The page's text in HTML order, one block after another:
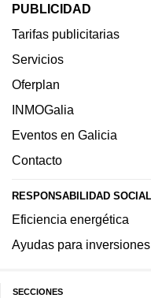
PUBLICIDAD
Tarifas publicitarias
Servicios
Oferplan
INMOGalia
Eventos en Galicia
Contacto
RESPONSABILIDAD SOCIAL
Eficiencia energética
Ayudas para inversiones
SECCIONES